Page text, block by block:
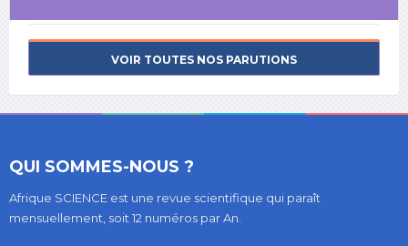
VOIR TOUTES NOS PARUTIONS
QUI SOMMES-NOUS ?
Afrique SCIENCE est une revue scientifique qui paraît
mensuellement, soit 12 numéros par An.